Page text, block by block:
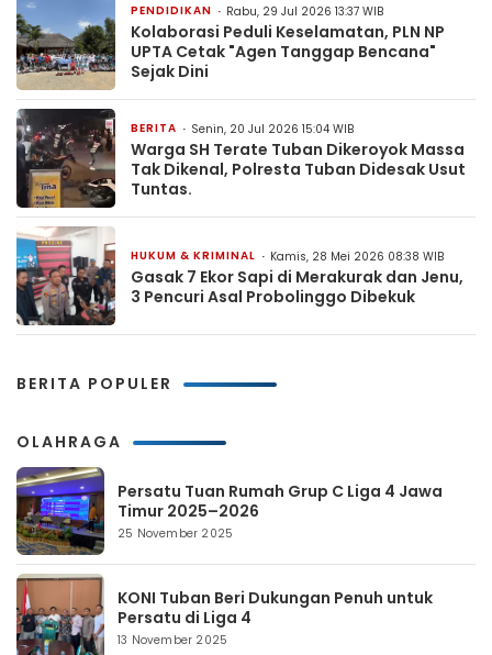
PENDIDIKAN Rabu, 29 Jul 2026 13:37 WIB
Kolaborasi Peduli Keselamatan, PLN NP
UPTA Cetak "Agen Tanggap Bencana"
Sejak Dini
BERITA Senin, 20 Jul 2026 15:04 WIB
Warga SH Terate Tuban Dikeroyok Massa
Tak Dikenal, Polresta Tuban Didesak Usut
Tuntas.
HUKUM & KRIMINAL Kamis, 28 Mei 2026 08:38 WIB
Gasak 7 Ekor Sapi di Merakurak dan Jenu,
3 Pencuri Asal Probolinggo Dibekuk
BERITA POPULER
OLAHRAGA
Persatu Tuan Rumah Grup C Liga 4 Jawa
Timur 2025–2026
25 November 2025
KONI Tuban Beri Dukungan Penuh untuk
Persatu di Liga 4
13 November 2025